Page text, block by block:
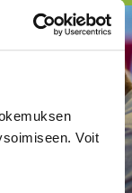
Voit